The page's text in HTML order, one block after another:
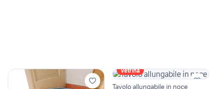
Vetrina
Tavolo allungabile in noce